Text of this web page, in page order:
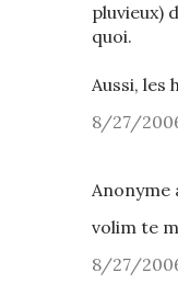
pluvieux)
quoi.
Aussi, les
8/27/
Anonyme
volim te
8/27/